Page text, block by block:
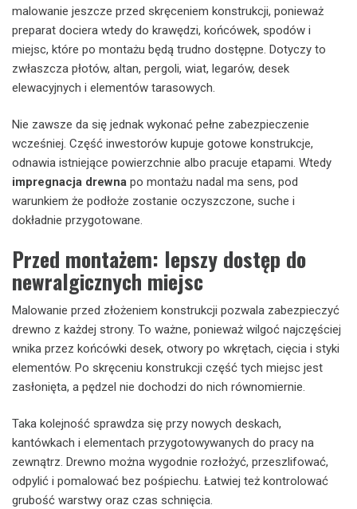
malowanie jeszcze przed skręceniem konstrukcji, ponieważ
preparat dociera wtedy do krawędzi, końcówek, spodów i
miejsc, które po montażu będą trudno dostępne. Dotyczy to
zwłaszcza płotów, altan, pergoli, wiat, legarów, desek
elewacyjnych i elementów tarasowych.
Nie zawsze da się jednak wykonać pełne zabezpieczenie
wcześniej. Część inwestorów kupuje gotowe konstrukcje,
odnawia istniejące powierzchnie albo pracuje etapami. Wtedy
impregnacja drewna po montażu nadal ma sens, pod
warunkiem że podłoże zostanie oczyszczone, suche i
dokładnie przygotowane.
Przed montażem: lepszy dostęp do
newralgicznych miejsc
Malowanie przed złożeniem konstrukcji pozwala zabezpieczyć
drewno z każdej strony. To ważne, ponieważ wilgoć najczęściej
wnika przez końcówki desek, otwory po wkrętach, cięcia i styki
elementów. Po skręceniu konstrukcji część tych miejsc jest
zasłonięta, a pędzel nie dochodzi do nich równomiernie.
Taka kolejność sprawdza się przy nowych deskach,
kantówkach i elementach przygotowywanych do pracy na
zewnątrz. Drewno można wygodnie rozłożyć, przeszlifować,
odpylić i pomalować bez pośpiechu. Łatwiej też kontrolować
grubość warstwy oraz czas schnięcia.